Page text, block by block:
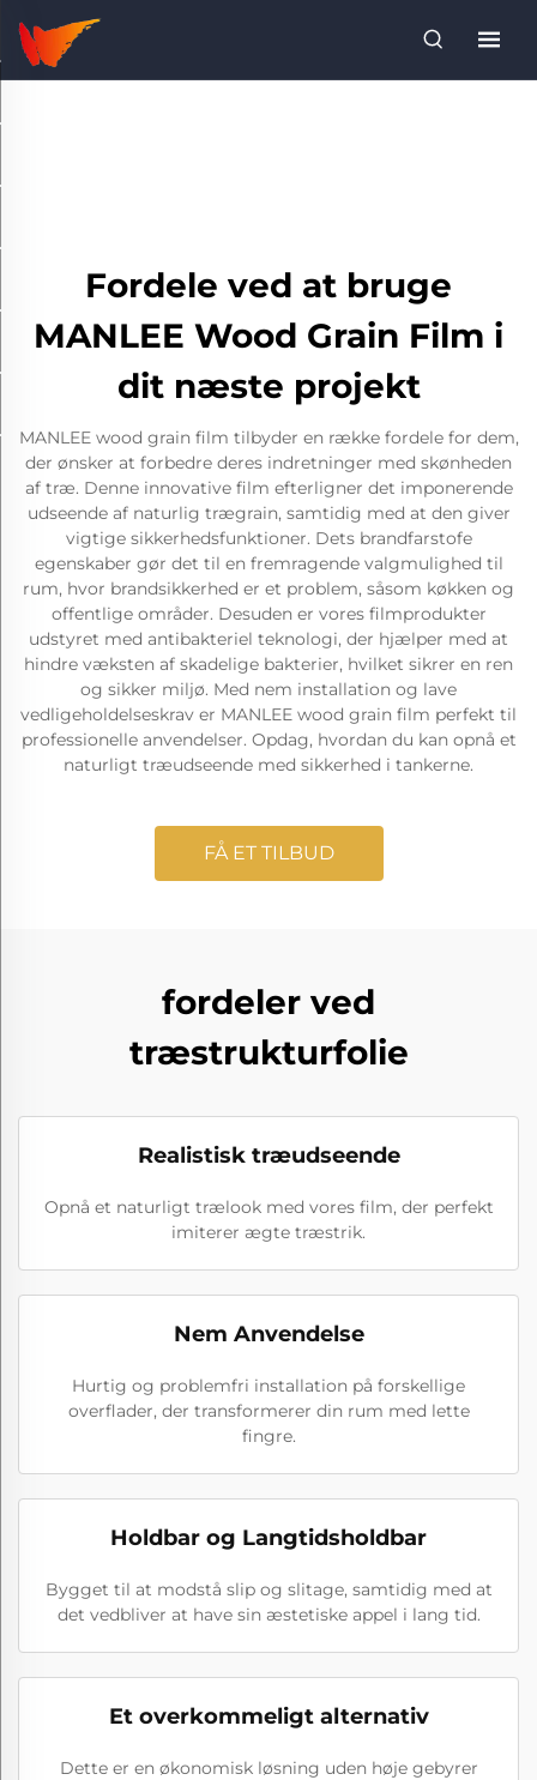
Fordele ved at bruge
MANLEE Wood Grain Film i
dit næste projekt
MANLEE wood grain film tilbyder en række fordele for dem,
der ønsker at forbedre deres indretninger med skønheden
af træ. Denne innovative film efterligner det imponerende
udseende af naturlig trægrain, samtidig med at den giver
vigtige sikkerhedsfunktioner. Dets brandfarstofe
egenskaber gør det til en fremragende valgmulighed til
rum, hvor brandsikkerhed er et problem, såsom køkken og
offentlige områder. Desuden er vores filmprodukter
udstyret med antibakteriel teknologi, der hjælper med at
hindre væksten af skadelige bakterier, hvilket sikrer en ren
og sikker miljø. Med nem installation og lave
vedligeholdelseskrav er MANLEE wood grain film perfekt til
professionelle anvendelser. Opdag, hvordan du kan opnå et
naturligt træudseende med sikkerhed i tankerne.
FÅ ET TILBUD
fordeler ved
træstrukturfolie
Realistisk træudseende
Opnå et naturligt trælook med vores film, der perfekt
imiterer ægte træstrik.
Nem Anvendelse
Hurtig og problemfri installation på forskellige
overflader, der transformerer din rum med lette
fingre.
Holdbar og Langtidsholdbar
Bygget til at modstå slip og slitage, samtidig med at
det vedbliver at have sin æstetiske appel i lang tid.
Et overkommeligt alternativ
Dette er en økonomisk løsning uden høje gebyrer